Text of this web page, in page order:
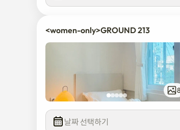
<women-only>GROUND 213
8
날짜 선택하기